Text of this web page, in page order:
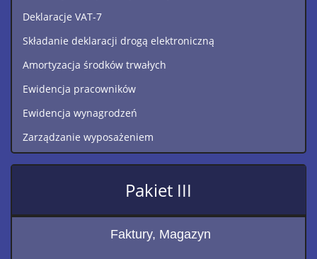
Deklaracje VAT-7
Składanie deklaracji drogą elektroniczną
Amortyzacja środków trwałych
Ewidencja pracowników
Ewidencja wynagrodzeń
Zarządzanie wyposażeniem
Pakiet III
Faktury, Magazyn